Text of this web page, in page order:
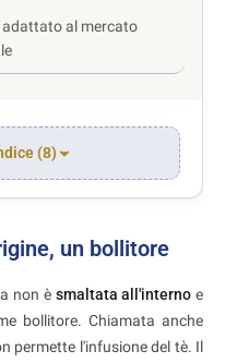
adattato al mercato
(8)
un bollitore
non è smaltata all'interno e
bollitore. Chiamata anche
permette l'infusione del tè. Il